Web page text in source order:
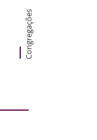
Congregações